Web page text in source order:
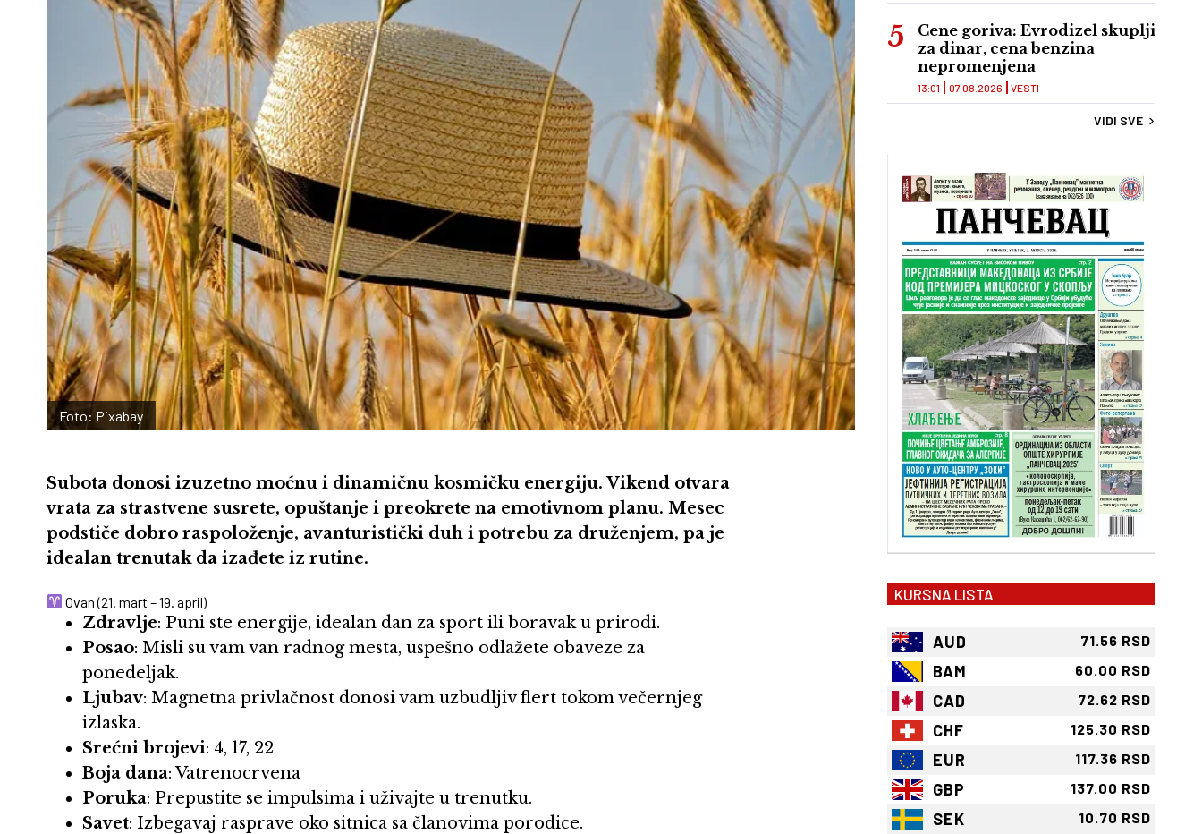
Foto: Pixabay
Subota donosi izuzetno moćnu i dinamičnu kosmičku energiju. Vikend otvara
vrata za strastvene susrete, opuštanje i preokrete na emotivnom planu. Mesec
podstiče dobro raspoloženje, avanturistički duh i potrebu za druženjem, pa je
idealan trenutak da izađete iz rutine.
Ovan (21. mart – 19. april)
Zdravlje: Puni ste energije, idealan dan za sport ili boravak u prirodi.
Posao: Misli su vam van radnog mesta, uspešno odlažete obaveze za
ponedeljak.
Ljubav: Magnetna privlačnost donosi vam uzbudljiv flert tokom večernjeg
izlaska.
Srećni brojevi: 4, 17, 22
Boja dana: Vatrenocrvena
Poruka: Prepustite se impulsima i uživajte u trenutku.
Savet: Izbegavaj rasprave oko sitnica sa članovima porodice.
Cene goriva: Evrodizel skuplji
za dinar, cena benzina
nepromenjena
VESTI
13:01 07.08.2026
VIDI SVE
KURSNA LISTA
AUD 71.56 RSD
BAM 60.00 RSD
CAD 72.62 RSD
CHF 125.30 RSD
EUR 117.36 RSD
GBP 137.00 RSD
SEK 10.70 RSD